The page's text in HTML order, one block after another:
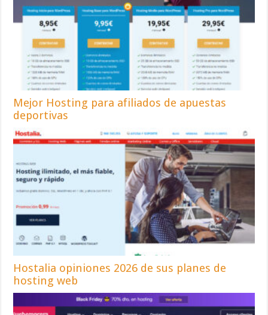
Mejor Hosting para afiliados de apuestas
deportivas
Hostalia opiniones 2026 de sus planes de
hosting web